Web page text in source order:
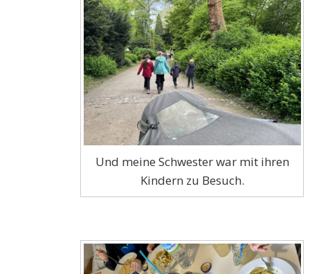
Und meine Schwester war mit ihren
Kindern zu Besuch.